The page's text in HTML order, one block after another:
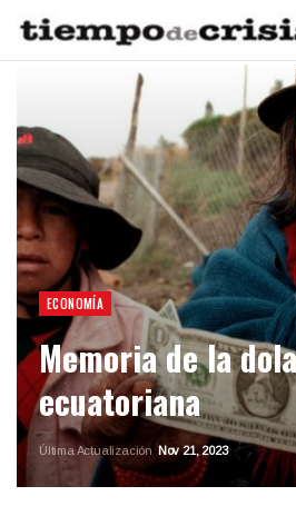
ECONOMÍA
Memoria de la
ecuatoriana
Última Actualización Nov 21, 2023